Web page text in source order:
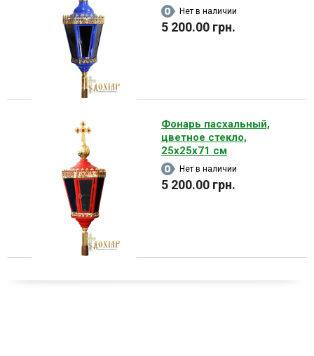
Нет в наличии
5 200.00 грн.
Фонарь пасхальный,
цветное стекло,
25х25х71 см
Нет в наличии
5 200.00 грн.